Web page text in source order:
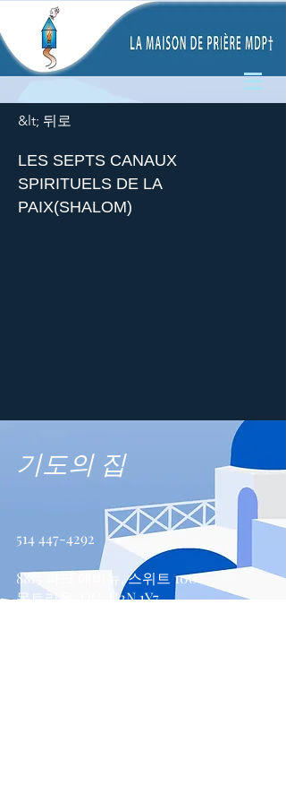
&lt; 뒤로
LES SEPTS CANAUX
SPIRITUELS DE LA
PAIX(SHALOM)
기도의 집
514 447-4292
8815 파크 애비뉴, 스위트 100
몬트리올, QC, H2N 1Y7